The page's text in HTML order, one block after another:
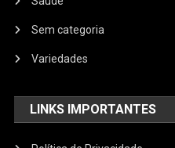
Sem categoria
Variedades
LINKS IMPORTANTES